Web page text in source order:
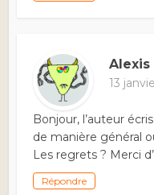
Alexis
13
Bonjour, l’auteur
de manière général
Les regrets ? Merci
Répondre